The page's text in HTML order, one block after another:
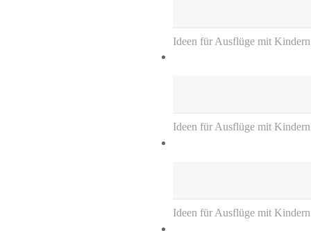
Ideen für Ausflüge mit
Ideen für Ausflüge mit
Ideen für Ausflüge mit